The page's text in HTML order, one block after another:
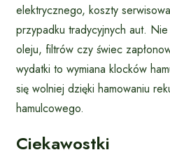
elektrycznego, koszty
przypadku tradycyjnych aut.
oleju, filtrów czy świec
wydatki to wymiana klocków
się wolniej dzięki hamowaniu
hamulcowego.
Ciekawostki